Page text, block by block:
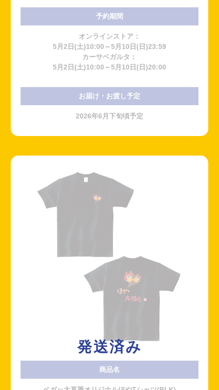
予約期間
オンラインストア：
5月2日(土)10:00～5月10日(日)23:59
カーサベガルタ：
5月2日(土)10:00～5月10日(日)20:00
お届け・お渡し予定
2026年6月下旬頃予定
商品名
発送済み